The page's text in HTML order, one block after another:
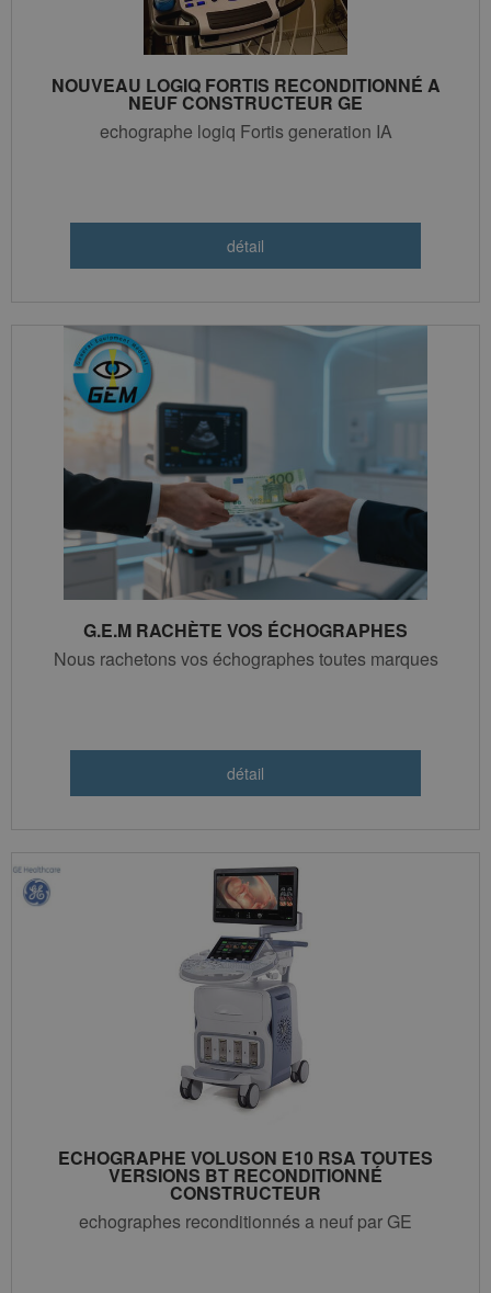
NOUVEAU LOGIQ FORTIS RECONDITIONNÉ A
NEUF CONSTRUCTEUR GE
echographe logiq Fortis generation IA
G.E.M RACHÈTE VOS ÉCHOGRAPHES
Nous rachetons vos échographes toutes marques
ECHOGRAPHE VOLUSON E10 RSA TOUTES
VERSIONS BT RECONDITIONNÉ
CONSTRUCTEUR
echographes reconditionnés a neuf par GE